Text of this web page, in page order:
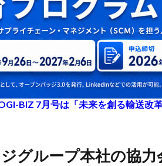
BIZ 7月号は「未来を創る輸送改
ジグループ本社の協